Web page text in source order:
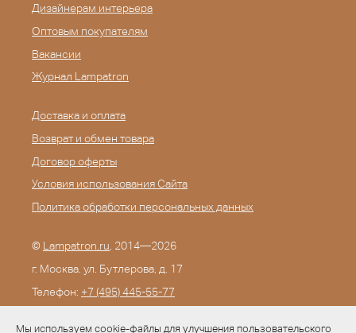
Мы используем cookie-файлы для улучшения пользовательского
Дизайнерам интерьера
Оптовым покупателям
Вакансии
Журнал Lampatron
Доставка и оплата
Возврат и обмен товара
Договор оферты
Условия использования Сайта
Политика обработки персональных данных
© Lampatron.ru , 2014—2026
г. Москва. ул. Бутлерова, д. 17
Телефон: +7 (495) 445-55-77